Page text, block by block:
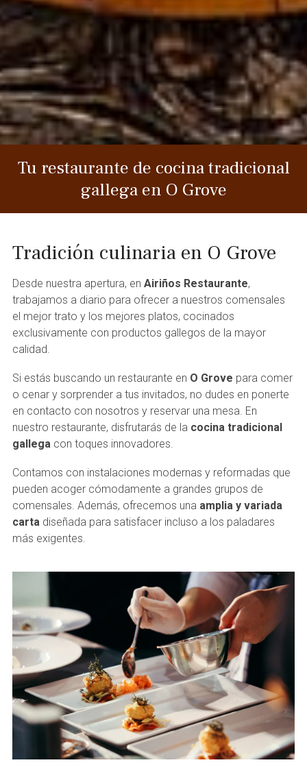
Tu restaurante de cocina tradicional
gallega en O Grove
Tradición culinaria en O Grove
Desde nuestra apertura, en Airiños Restaurante,
trabajamos a diario para ofrecer a nuestros comensales
el mejor trato y los mejores platos, cocinados
exclusivamente con productos gallegos de la mayor
calidad.
Si estás buscando un restaurante en O Grove para comer
o cenar y sorprender a tus invitados, no dudes en ponerte
en contacto con nosotros y reservar una mesa. En
nuestro restaurante, disfrutarás de la cocina tradicional
gallega con toques innovadores.
Contamos con instalaciones modernas y reformadas que
pueden acoger cómodamente a grandes grupos de
comensales. Además, ofrecemos una amplia y variada
carta diseñada para satisfacer incluso a los paladares
más exigentes.